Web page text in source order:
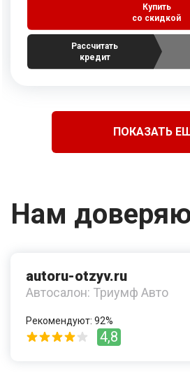
Купить
со скидкой
Рассчитать
кредит
ПОКАЗАТЬ
Нам
autoru-otzyv.ru
Автосалон: Триумф Авто
Рекомендуют: 92%
4,8